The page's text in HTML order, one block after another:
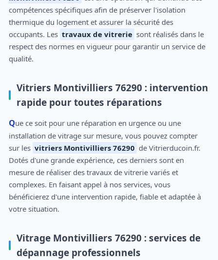
compétences spécifiques afin de préserver l'isolation
thermique du logement et assurer la sécurité des
occupants. Les travaux de vitrerie sont réalisés dans le
respect des normes en vigueur pour garantir un service de
qualité.
Vitriers Montivilliers 76290 : intervention
rapide pour toutes réparations
Que ce soit pour une réparation en urgence ou une
installation de vitrage sur mesure, vous pouvez compter
sur les vitriers Montivilliers 76290 de Vitrierducoin.fr.
Dotés d'une grande expérience, ces derniers sont en
mesure de réaliser des travaux de vitrerie variés et
complexes. En faisant appel à nos services, vous
bénéficierez d'une intervention rapide, fiable et adaptée à
votre situation.
Vitrage Montivilliers 76290 : services de
dépannage professionnels